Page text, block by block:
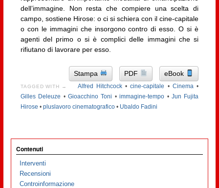
dell’immagine. Non resta che compiere una scelta di
campo, sostiene Hirose: o ci si schiera con il cine-capitale
o con le immagini che insorgono contro di esso. O si è
agenti del primo o si è complici delle immagini che si
rifiutano di lavorare per esso.
Stampa PDF eBook
TAGGED WITH → Alfred Hitchcock•cine-capitale • Cinema •
Gilles Deleuze • Gioacchino Toni •immagine-tempo • Jun Fujita
Hirose • pluslavoro cinematografico• Ubaldo Fadini
Contenuti
Interventi
Recensioni
Controinformazione